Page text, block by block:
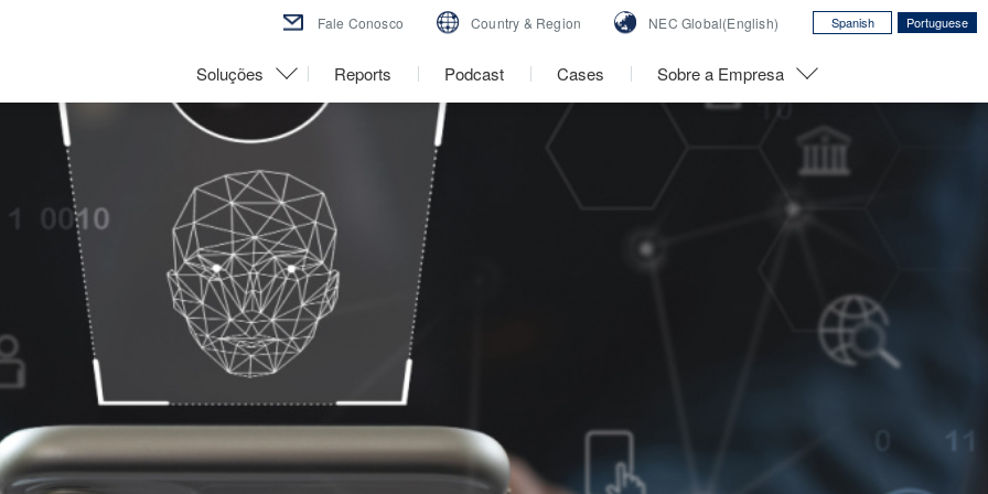
Spanish Portuguese
Soluções Reports Podcast Cases Sobre a Empresa
Fale Conosco Country & Region NEC Global(English)